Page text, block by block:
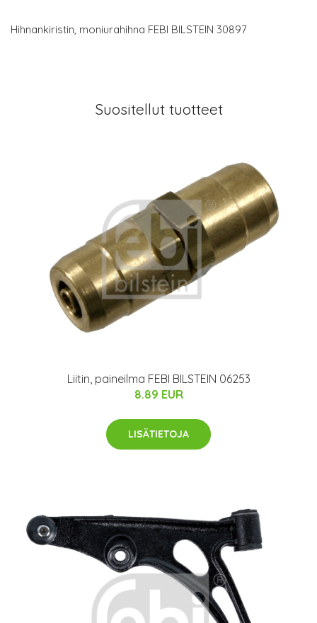
Hihnankiristin, moniurahihna FEBI BILSTEIN 30897
Suositellut tuotteet
Liitin, paineilma FEBI BILSTEIN 06253
8.89 EUR
LISÄTIETOJA